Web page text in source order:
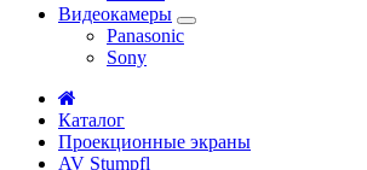
Видеокамеры
Panasonic
Sony
Каталог
Проекционные экраны
AV Stumpfl